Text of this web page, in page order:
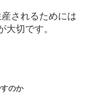
されるためには
大切です。
のか